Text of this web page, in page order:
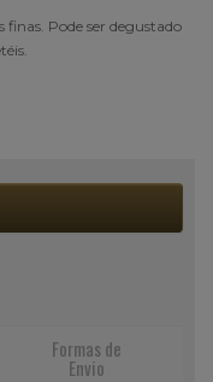
finas. Pode ser degustado
Formas de
Envio